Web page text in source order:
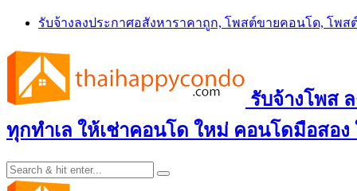
Skip
content
รับจ้างลงประกาศอสังหาราคาถูก, โพสต์ขายคอนโด, โพ
รับจ้างโพส
ทุกทำเล ให้เช่าคอนโด ใหม่ คอนโดมือสอ